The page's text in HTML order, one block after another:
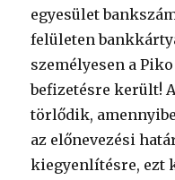
egyesület
felületen
személyesen a
befizetésre került!
törlődik,
az előnevezési
kiegyenlítésre, ezt